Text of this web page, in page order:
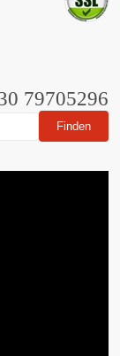
79705296